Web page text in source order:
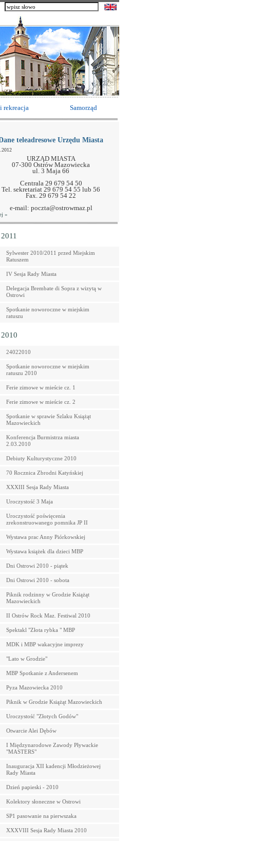
rekreacja Samorząd
teleadresowe Urzędu Miasta
URZĄD MIASTA
07-300 Ostrów Mazowiecka
ul. 3 Maja 66
Centrala 29 679 54 50
Tel. sekretariat 29 679 54 55 lub 56
Fax. 29 679 54 22
e-mail: poczta@ostrowmaz.pl
»
Sylwester 2010/2011 przed Miejskim
Ratuszem
IV Sesja Rady Miasta
Delegacja Brembate di Sopra z wizytą w
Ostrowi
Spotkanie noworoczne w miejskim
ratuszu
24022010
Spotkanie noworoczne w miejskim
ratuszu 2010
Ferie zimowe w mieście cz. 1
Ferie zimowe w mieście cz. 2
Spotkanie w sprawie Szlaku Książąt
Mazowieckich
Konferencja Burmistrza miasta
2.03.2010
Debiuty Kulturystyczne 2010
70 Rocznica Zbrodni Katyńskiej
XXXIII Sesja Rady Miasta
Uroczystość 3 Maja
Uroczystość poświęcenia
zrekonstruowanego pomnika JP II
Wystawa prac Anny Piórkowskiej
Wystawa książek dla dzieci MBP
Dni Ostrowi 2010 - piątek
Dni Ostrowi 2010 - sobota
Piknik rodzinny w Grodzie Książąt
Mazowieckich
II Ostrów Rock Maz. Festiwal 2010
Spektakl "Złota rybka " MBP
MDK i MBP wakacyjne imprezy
"Lato w Grodzie"
MBP Spotkanie z Andersenem
Pyza Mazowiecka 2010
Piknik w Grodzie Książąt Mazowieckich
Uroczystość "Złotych Godów"
Otwarcie Alei Dębów
I Międzynarodowe Zawody Pływackie
"MASTERS"
Inauguracja XII kadencji Młodzieżowej
Rady Miasta
Dzień papieski - 2010
Kolektory słoneczne w Ostrowi
SP1 pasowanie na pierwszaka
XXXVIII Sesja Rady Miasta 2010